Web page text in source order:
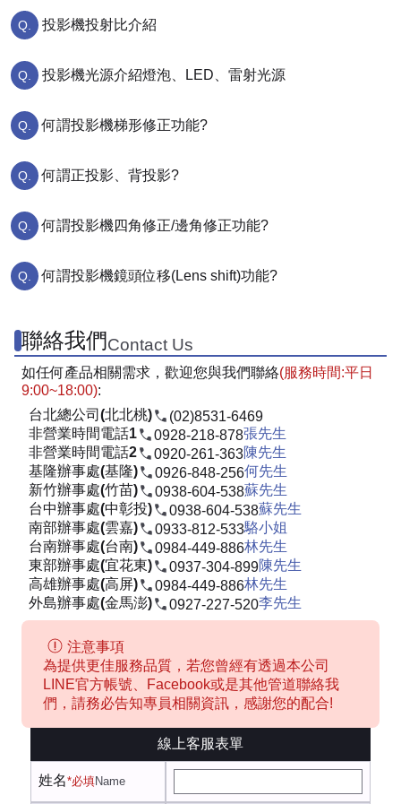
投影機投射比介紹
投影機光源介紹燈泡、LED、雷射光源
何謂投影機梯形修正功能?
何謂正投影、背投影?
何謂投影機四角修正/邊角修正功能?
何謂投影機鏡頭位移(Lens shift)功能?
聯絡我們Contact Us
如任何產品相關需求，歡迎您與我們聯絡(服務時間:平日
9:00~18:00):
台北總公司(北北桃)
(02)8531-6469
非營業時間電話1
0928-218-878張先生
非營業時間電話2
0920-261-363陳先生
基隆辦事處(基隆)
0926-848-256何先生
新竹辦事處(竹苗)
0938-604-538蘇先生
台中辦事處(中彰投)
0938-604-538蘇先生
南部辦事處(雲嘉)
0933-812-533駱小姐
台南辦事處(台南)
0984-449-886林先生
東部辦事處(宜花東)
0937-304-899陳先生
高雄辦事處(高屏)
0984-449-886林先生
外島辦事處(金馬澎)
0927-227-520李先生
注意事項
為提供更佳服務品質，若您曾經有透過本公司
LINE官方帳號、Facebook或是其他管道聯絡我
們，請務必告知專員相關資訊，感謝您的配合!
線上客服表單
姓名*必填Name